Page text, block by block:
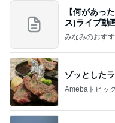
【何があっ
ス)ライブ動
みなみのおす
ゾッとした
Amebaトピッ